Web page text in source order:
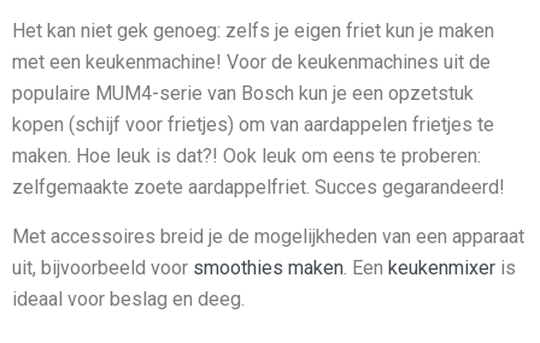
Het kan niet gek genoeg: zelfs je eigen friet kun je maken
met een keukenmachine! Voor de keukenmachines uit de
populaire MUM4-serie van Bosch kun je een opzetstuk
kopen (schijf voor frietjes) om van aardappelen frietjes te
maken. Hoe leuk is dat?! Ook leuk om eens te proberen:
zelfgemaakte zoete aardappelfriet. Succes gegarandeerd!
Met accessoires breid je de mogelijkheden van een apparaat
uit, bijvoorbeeld voor smoothies maken. Een keukenmixer is
ideaal voor beslag en deeg.